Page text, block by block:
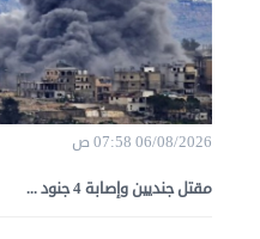
06/08/2026 07:58 ص
مقتل جنديين وإصابة 4 جنود ...